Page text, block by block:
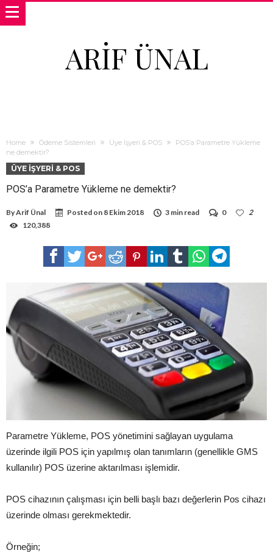
ARIF ÜNAL
Home Ödeme Sistemleri Üye İşyeri & POS
POS’a Parametre Yükleme
ne demektir?
ÜYE İŞYERI & POS
POS’a Parametre Yükleme ne demektir?
ByArif Ünal Posted on 8 Ekim 2018 3 min read 0
2
120,388
Parametre Yükleme, POS yönetimini sağlayan uygulama
üzerinde ilgili POS için yapılmış olan tanımların (genellikle GMS
kullanılır) POS üzerine aktarılması işlemidir.
POS cihazının çalışması için belli başlı bazı değerlerin Pos cihazı
üzerinde olması gerekmektedir.
Örneğin;